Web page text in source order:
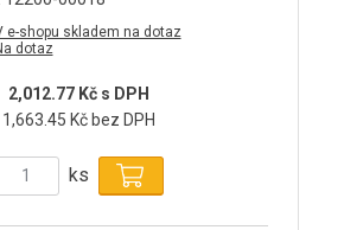
e-shopu skladem na dotaz
dotaz
2,012.77 Kč s DPH
1,663.45 Kč bez DPH
ks